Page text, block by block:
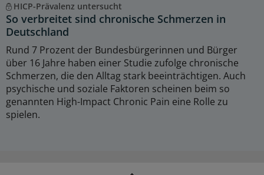
HICP-Prävalenz untersucht
So verbreitet sind chronische Schmerzen in
Deutschland
Rund 7 Prozent der Bundesbürgerinnen und Bürger
über 16 Jahre haben einer Studie zufolge chronische
Schmerzen, die den Alltag stark beeinträchtigen. Auch
psychische und soziale Faktoren scheinen beim so
genannten High-Impact Chronic Pain eine Rolle zu
spielen.